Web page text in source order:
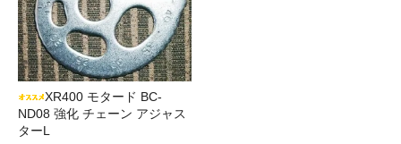
XR400 モタード BC-
ND08 強化 チェーン アジャス
ターL